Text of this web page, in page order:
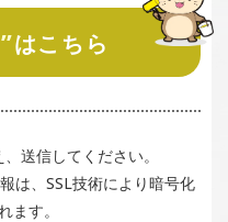
はこちら
送信してください。
は、SSL技術により暗号化
ます。